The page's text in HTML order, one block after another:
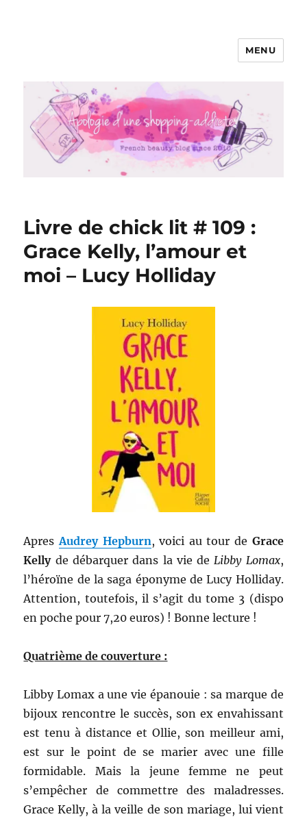
Apologie d'une Shopping-addicte
MENU
Livre de chick lit # 109 :
Grace Kelly, l’amour et
moi – Lucy Holliday
ApresAudrey Hepburn, voici au tour de Grace
Kellyde débarquer dans la vie deLibby Lomax,
l’héroïne de la saga éponyme de Lucy Holliday.
Attention, toutefois, il s’agit du tome 3 (dispo
en poche pour 7,20 euros) !Bonne lecture !
Quatrième de couverture :
Libby Lomax a une vie épanouie : sa marque de
bijoux rencontre le succès, son ex envahissant
est tenu à distance et Ollie, son meilleur ami,
est sur le point de se marier avec une fille
formidable. Mais la jeune femme ne peut
s’empêcher de commettre des maladresses.
Grace Kelly, à la veille de son mariage, lui vient